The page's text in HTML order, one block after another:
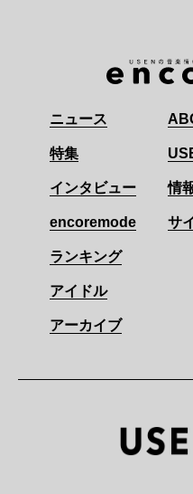
ニュース
特集
インタビュー
encoremode
ランキング
アイドル
アーカイブ
情
サ